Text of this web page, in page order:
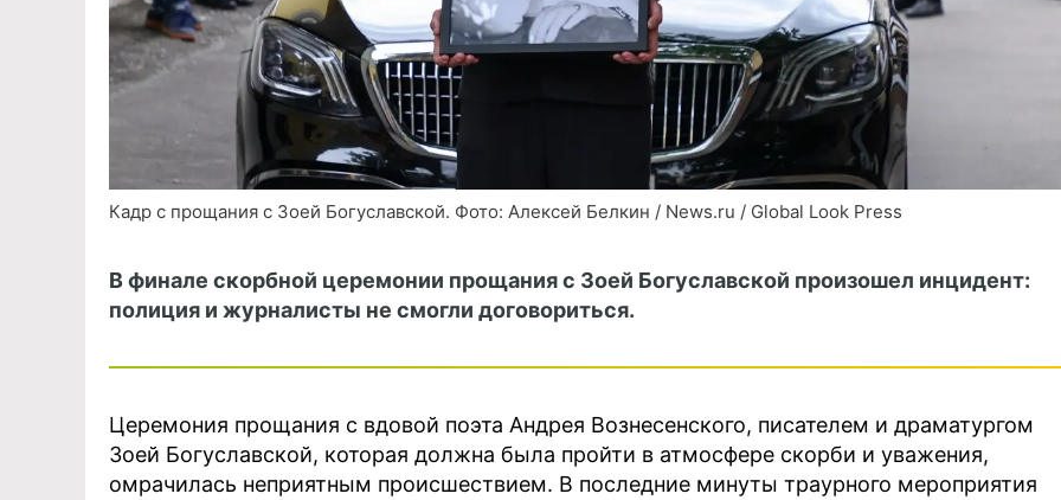
Кадр с прощания с Зоей Богуславской. Фото: Алексей Белкин / News.ru / Global Look Press
В финале скорбной церемонии прощания с Зоей Богуславской произошел инцидент:
полиция и журналисты не смогли договориться.
Церемония прощания с вдовой поэта Андрея Вознесенского, писателем и драматургом
Зоей Богуславской, которая должна была пройти в атмосфере скорби и уважения,
омрачилась неприятным происшествием. В последние минуты траурного мероприятия